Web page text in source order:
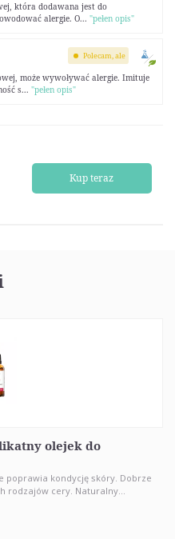
która dodawana jest do
alergie. O... "pełen opis"
może wywoływać alergie. Imituje
s... "pełen opis"
Polecam, ale
Kup teraz
olejek do
poprawia kondycję skóry. Dobrze
rodzajów cery. Naturalny...